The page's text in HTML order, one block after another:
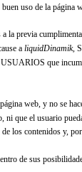
uso de la
a la previa
a liquidDinamik,
que
web, y no se
que el usuario
los contenidos y,
de sus